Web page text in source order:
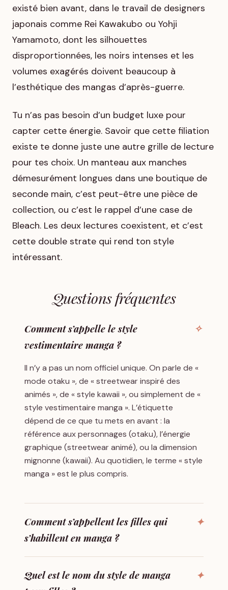
existé bien avant, dans le travail de designers
japonais comme Rei Kawakubo ou Yohji
Yamamoto, dont les silhouettes
disproportionnées, les noirs intenses et les
volumes exagérés doivent beaucoup à
l’esthétique des mangas d’après-guerre.
Tu n’as pas besoin d’un budget luxe pour
capter cette énergie. Savoir que cette filiation
existe te donne juste une autre grille de lecture
pour tes choix. Un manteau aux manches
démesurément longues dans une boutique de
seconde main, c’est peut-être une pièce de
collection, ou c’est le rappel d’une case de
Bleach. Les deux lectures coexistent, et c’est
cette double strate qui rend ton style
intéressant.
Questions fréquentes
Comment s’appelle le style
vestimentaire manga ?
Il n’y a pas un nom officiel unique. On parle de «
mode otaku », de « streetwear inspiré des
animés », de « style kawaii », ou simplement de «
style vestimentaire manga ». L’étiquette
dépend de ce que tu mets en avant : la
référence aux personnages (otaku), l’énergie
graphique (streetwear animé), ou la dimension
mignonne (kawaii). Au quotidien, le terme « style
manga » est le plus compris.
Comment s’appellent les filles qui
s’habillent en manga ?
Quel est le nom du style de manga